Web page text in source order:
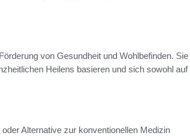
von Gesundheit und Wohlbefinden. Sie
Heilens basieren und sich sowohl auf
Alternative zur konventionellen Medizin